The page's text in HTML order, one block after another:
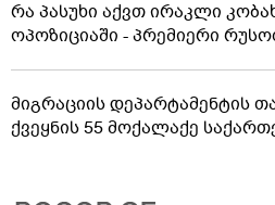
რა პასუხი აქვთ ირაკლი
ოპოზიციაში - პრემიერი
მიგრაციის დეპარტამენტის
ქვეყნის 55 მოქალაქე